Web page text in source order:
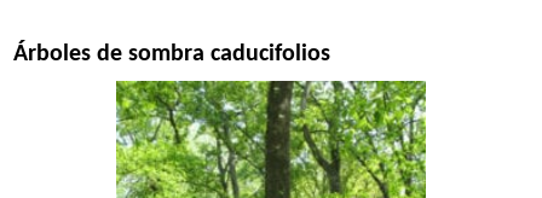
Árboles de sombra caducifolios